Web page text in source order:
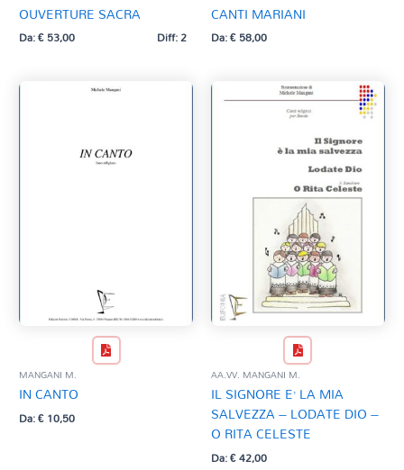
OUVERTURE SACRA
Da:€53,00 Diff: 2
CANTI MARIANI
Da:€58,00
MANGANI M.
IN CANTO
Da:€10,50
AA.VV. MANGANI M.
IL SIGNORE E’ LA MIA
SALVEZZA – LODATE DIO –
O RITA CELESTE
Da:€42,00